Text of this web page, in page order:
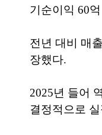
기순이익 60
전년 대비 매
장했다.
2025년 들어
결정적으로